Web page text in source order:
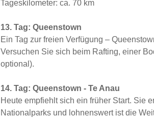
Tageskilometer: ca. 70 km
13. Tag: Queenstown
Ein Tag zur freien Verfügung –
Versuchen Sie sich beim Rafting, einer
optional).
14. Tag: Queenstown - Te Anau
Heute empfiehlt sich ein früher Start. Sie
Nationalparks und lohnenswert ist die